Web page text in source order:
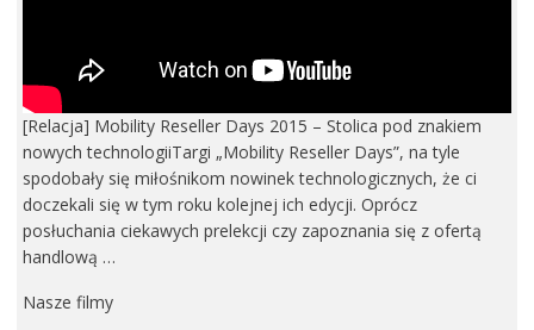
[Relacja] Mobility Reseller Days 2015 – Stolica pod znakiem
nowych technologiiTargi „Mobility Reseller Days”, na tyle
spodobały się miłośnikom nowinek technologicznych, że ci
doczekali się w tym roku kolejnej ich edycji. Oprócz
posłuchania ciekawych prelekcji czy zapoznania się z ofertą
handlową …
Nasze filmy